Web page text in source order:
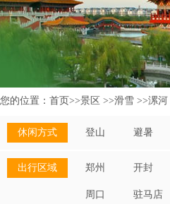
您的位置： 首页>>景区 >>滑雪 >>漯河
休闲方式 登山 避暑
出行区域 郑州 开封
周口 驻马店